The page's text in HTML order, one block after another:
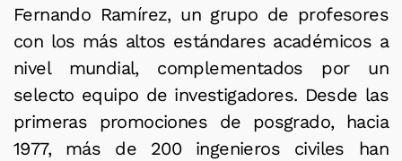
Fernando Ramírez, un grupo de profesores
con los más altos estándares académicos a
nivel mundial, complementados por un
selecto equipo de investigadores. Desde las
primeras promociones de posgrado, hacia
1977, más de 200 ingenieros civiles han